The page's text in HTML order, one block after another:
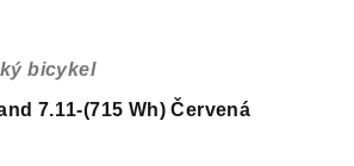
7.11-(715 Wh) Červená
bicykel